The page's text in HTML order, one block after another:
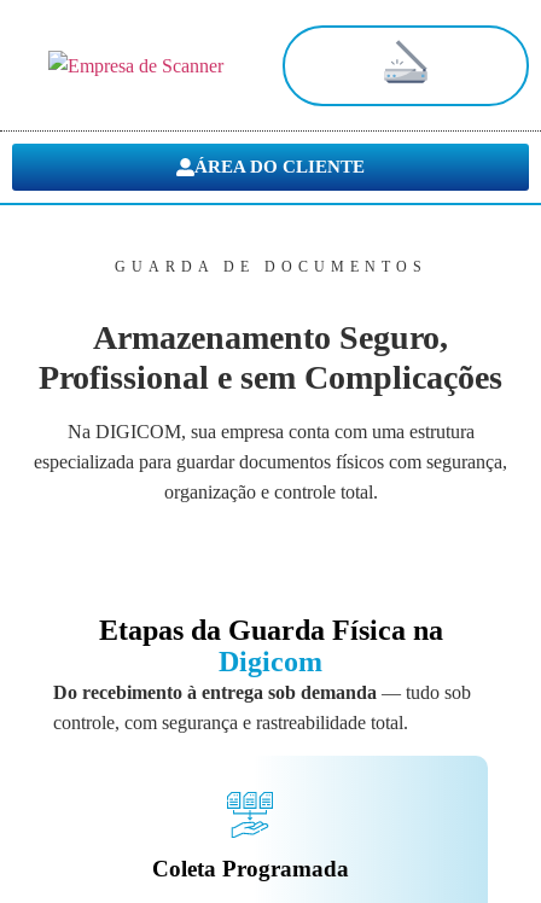
ÁREA DO CLIENTE
GUARDA DE DOCUMENTOS
Armazenamento Seguro,
Profissional e sem Complicações
Na DIGICOM, sua empresa conta com uma estrutura
especializada para guardar documentos físicos com segurança,
organização e controle total.
Etapas da Guarda Física na
Digicom
Do recebimento à entrega sob demanda — tudo sob
controle, com segurança e rastreabilidade total.
Coleta Programada